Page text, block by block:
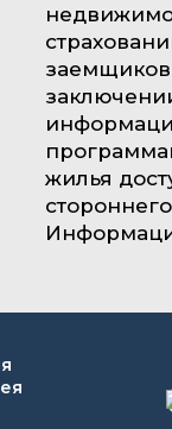
жилья